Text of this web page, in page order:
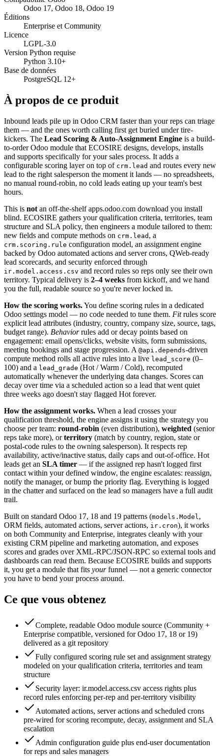
Odoo 17, Odoo 18, Odoo 19
Éditions
Enterprise et Community
Licence
LGPL-3.0
Version Python requise
Python 3.10+
Base de données
PostgreSQL 12+
À propos de ce produit
Inbound leads pile up in Odoo CRM faster than your reps can triage
them — and the ones worth calling first get buried under tire-
kickers. The Lead Scoring & Auto-Assignment Engine is a build-
to-order Odoo module that ECOSIRE designs, develops, installs
and supports specifically for your sales process. It adds a
configurable scoring layer on top of crm.lead and routes every new
lead to the right salesperson the moment it lands — no spreadsheets,
no manual round-robin, no cold leads eating up your team's best
hours.
This is not an off-the-shelf apps.odoo.com download you install
blind. ECOSIRE gathers your qualification criteria, territories, team
structure and SLA policy, then engineers a module tailored to them:
new fields and compute methods on crm.lead , a
crm.scoring.rule configuration model, an assignment engine
backed by Odoo automated actions and server crons, QWeb-ready
lead scorecards, and security enforced through
ir.model.access.csv and record rules so reps only see their own
territory. Typical delivery is 2–4 weeks from kickoff, and we hand
you the full, readable source so you're never locked in.
How the scoring works.You define scoring rules in a dedicated
Odoo settings model — no code needed to tune them. Fitrules score
explicit lead attributes (industry, country, company size, source, tags,
budget range). Behaviorrules add or decay points based on
engagement: email opens/clicks, website visits, form submissions,
meeting bookings and stage progression. A @api.depends-driven
compute method rolls all active rules into a live lead_score (0–
100) and a lead_grade (Hot / Warm / Cold), recomputed
automatically whenever the underlying data changes. Scores can
decay over time via a scheduled action so a lead that went quiet
three weeks ago doesn't stay flagged Hot forever.
How the assignment works. When a lead crosses your
qualification threshold, the engine assigns it using the strategy you
choose per team: round-robin (even distribution), weighted (senior
reps take more), orterritory (match by country, region, state or
postal-code rules to the owning salesperson). It respects rep
availability, active/inactive status, daily caps and out-of-office. Hot
leads get an SLA timer — if the assigned rep hasn't logged first
contact within your defined window, the engine escalates: reassign,
notify the manager, or bump the priority flag. Everything is logged
in the chatter and surfaced on the lead so managers have a full audit
trail.
Built on standard Odoo 17, 18 and 19 patterns (models.Model,
ORM fields, automated actions, server actions, ir.cron), it works
on both Community and Enterprise, integrates cleanly with your
existing CRM pipeline and marketing automation, and exposes
scores and grades over XML-RPC/JSON-RPC so external tools and
dashboards can read them. Because ECOSIRE builds and supports
it, you get a module that fits yourfunnel — not a generic connector
you have to bend your process around.
Ce que vous obtenez
Complete, readable Odoo module source (Community +
Enterprise compatible, versioned for Odoo 17, 18 or 19)
delivered as a git repository
Fully configured scoring rule set and assignment strategy
modeled on your qualification criteria, territories and team
structure
Security layer: ir.model.access.csv access rights plus
record rules enforcing per-rep and per-territory visibility
Automated actions, server actions and scheduled crons
pre-wired for scoring recompute, decay, assignment and SLA
escalation
Admin configuration guide plus end-user documentation
for reps and sales managers